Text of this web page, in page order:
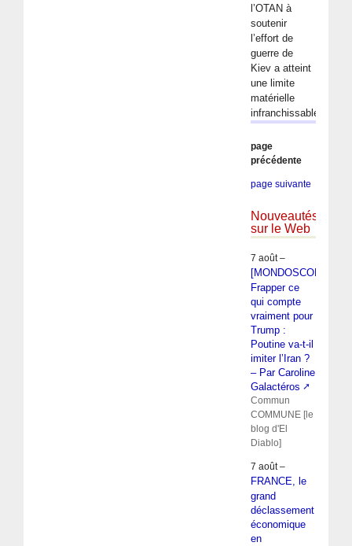
l’OTAN à
soutenir
l’effort de
guerre de
Kiev a atteint
une limite
matérielle
infranchissable. (…)
page
précédente
page suivante
Nouveautés
sur le Web
7 août –
[MONDOSCOPIE]
Frapper ce
qui compte
vraiment pour
Trump :
Poutine va-t-il
imiter l’Iran ?
– Par Caroline
Galactéros
Commun
COMMUNE [le
blog d'El
Diablo]
7 août –
FRANCE, le
grand
déclassement
économique
en